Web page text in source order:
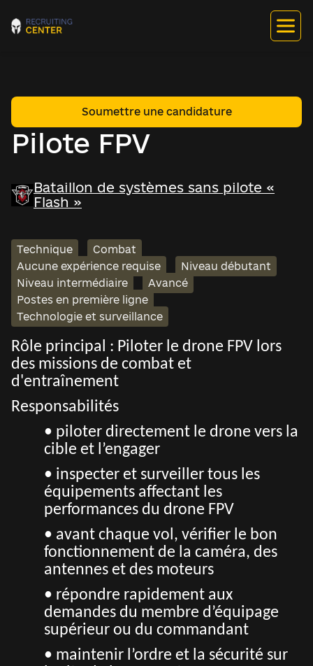
Pilote FPV
Soumettre une candidature
Bataillon de systèmes sans pilote «
Flash »
Technique
Combat
Aucune expérience requise
Niveau débutant
Niveau intermédiaire
Avancé
Postes en première ligne
Technologie et surveillance
Rôle principal : Piloter le drone FPV lors
des missions de combat et
d'entraînement
Responsabilités
• piloter directement le drone vers la
cible et l’engager
• inspecter et surveiller tous les
équipements affectant les
performances du drone FPV
• avant chaque vol, vérifier le bon
fonctionnement de la caméra, des
antennes et des moteurs
• répondre rapidement aux
demandes du membre d’équipage
supérieur ou du commandant
• maintenir l’ordre et la sécurité sur